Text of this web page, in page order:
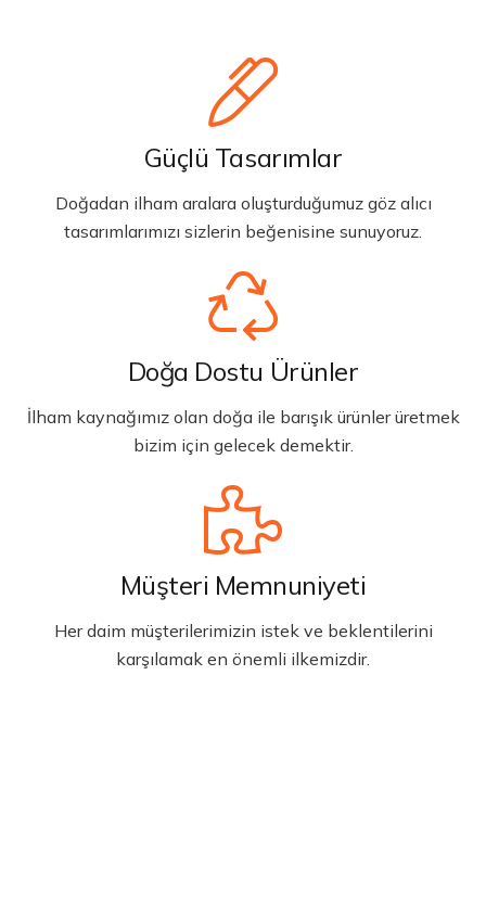
Güçlü Tasarımlar
Doğadan ilham aralara oluşturduğumuz göz alıcı
tasarımlarımızı sizlerin beğenisine sunuyoruz.
Doğa Dostu Ürünler
İlham kaynağımız olan doğa ile barışık ürünler üretmek
bizim için gelecek demektir.
Müşteri Memnuniyeti
Her daim müşterilerimizin istek ve beklentilerini
karşılamak en önemli ilkemizdir.